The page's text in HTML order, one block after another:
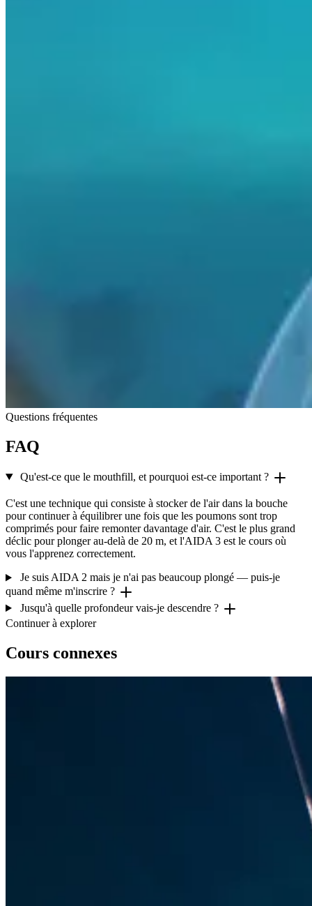
Questions fréquentes
FAQ
Qu'est-ce que le mouthfill, et pourquoi est-ce important ?
C'est une technique qui consiste à stocker de l'air dans la bouche
pour continuer à équilibrer une fois que les poumons sont trop
comprimés pour faire remonter davantage d'air. C'est le plus grand
déclic pour plonger au-delà de 20 m, et l'AIDA 3 est le cours où
vous l'apprenez correctement.
Je suis AIDA 2 mais je n'ai pas beaucoup plongé — puis-je
quand même m'inscrire ?
Jusqu'à quelle profondeur vais-je descendre ?
Continuer à explorer
Cours connexes